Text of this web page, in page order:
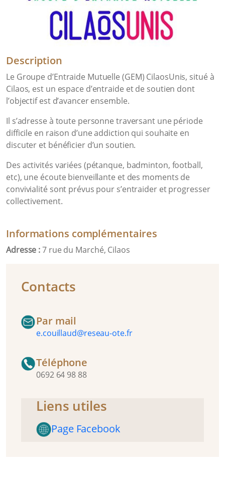
Description
Le Groupe d’Entraide Mutuelle (GEM) CilaosUnis, situé à
Cilaos, est un espace d’entraide et de soutien dont
l’objectif est d’avancer ensemble.
Il s’adresse à toute personne traversant une période
difficile en raison d’une addiction qui souhaite en
discuter et bénéficier d’un soutien.
Des activités variées (pétanque, badminton, football,
etc), une écoute bienveillante et des moments de
convivialité sont prévus pour s’entraider et progresser
collectivement.
Informations complémentaires
Adresse :7 rue du Marché, Cilaos
Contacts
Par mail
e.couillaud@reseau-ote.fr
Téléphone
0692 64 98 88
Liens utiles
Page Facebook